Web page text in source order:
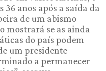
36 anos após a saída da
de um abismo
mostrará se as ainda
do país podem
um presidente
a permanecer